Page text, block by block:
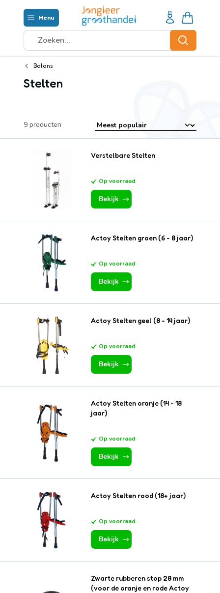
Menu
Waar ben je naar op zoek? Zoeken
Balans
Stelten
9 producten
Verstelbare Stelten
Op voorraad
Bekijk
Actoy Stelten groen (6 - 8 jaar)
Op voorraad
Bekijk
Actoy Stelten geel (8 - 14 jaar)
Op voorraad
Bekijk
Actoy Stelten oranje (14 - 18
jaar)
Op voorraad
Bekijk
Actoy Stelten rood (18+ jaar)
Op voorraad
Bekijk
Zwarte rubberen stop 28 mm
(voor de oranje en rode Actoy